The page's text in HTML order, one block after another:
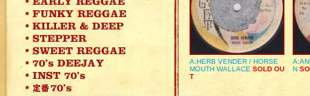
A:HERB VENDER / HORSE
MOUTH WALLACE SOLD OU
T
N